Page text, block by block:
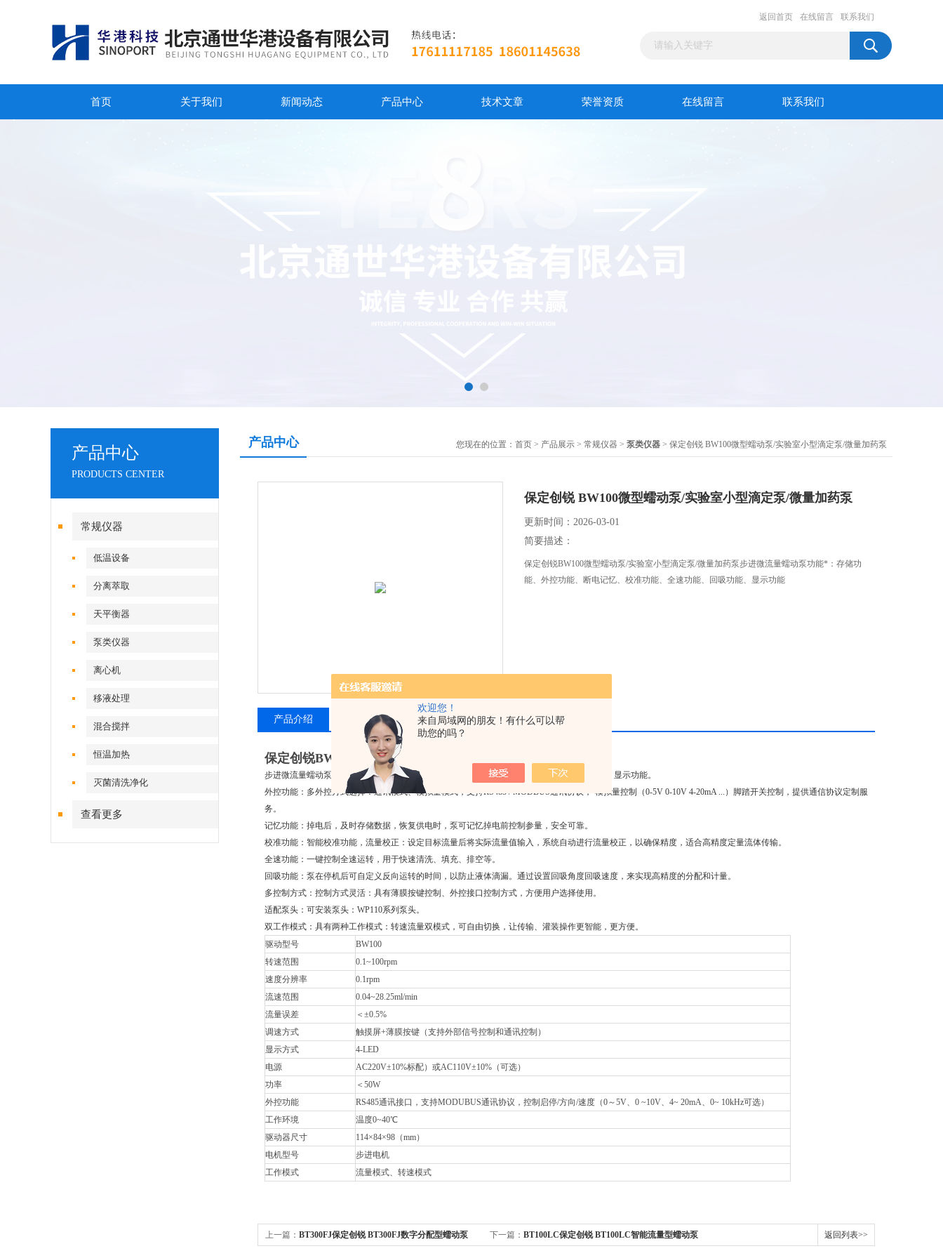
欢迎您！
来自局域网的朋友！有什么可以帮
助您的吗？
返回首页 在线留言 联系我们
首页 关于我们 新闻动态 产品中心 技术文章 荣誉资质 在线留言 联系我们
产品中心
PRODUCTS CENTER
常规仪器
低温设备
分离萃取
天平衡器
泵类仪器
离心机
移液处理
混合搅拌
恒温加热
灭菌清洗净化
查看更多
产品中心 您现在的位置： 首页 > 产品展示 > 常规仪器 > 泵类仪器 > 保定创锐 BW100微型蠕动泵/实验室小型滴定泵/微量加药泵
保定创锐 BW100微型蠕动泵/实验室小型滴定泵/微量加药泵
更新时间：2026-03-01
简要描述：
保定创锐BW100微型蠕动泵/实验室小型滴定泵/微量加药泵步进微流量蠕动泵功能*：存储功
能、外控功能、断电记忆、校准功能、全速功能、回吸功能、显示功能
产品介绍 相关产品 留言询价
保定创锐BW100微型蠕动泵/实验室小型滴定泵/微量加药泵
步进微流量蠕动泵功能*：存储功能、外控功能、断电记忆、校准功能、全速功能、回吸功能、显示功能。
外控功能：多外控方式选择：通讯模式、模拟量模式，支持RS485 / MODBUS通讯协议，·模拟量控制（0-5V 0-10V 4-20mA ...）脚踏开关控制，提供通信协议定制服
务。
记忆功能：掉电后，及时存储数据，恢复供电时，泵可记忆掉电前控制参量，安全可靠。
校准功能：智能校准功能，流量校正：设定目标流量后将实际流量值输入，系统自动进行流量校正，以确保精度，适合高精度定量流体传输。
全速功能：一键控制全速运转，用于快速清洗、填充、排空等。
回吸功能：泵在停机后可自定义反向运转的时间，以防止液体滴漏。通过设置回吸角度回吸速度，来实现高精度的分配和计量。
多控制方式：控制方式灵活：具有薄膜按键控制、外控接口控制方式，方便用户选择使用。
适配泵头：可安装泵头：WP110系列泵头。
双工作模式：具有两种工作模式：转速流量双模式，可自由切换，让传输、灌装操作更智能，更方便。
驱动型号
BW100
转速范围
0.1~100rpm
速度分辨率
0.1rpm
流速范围
0.04~28.25ml/min
流量误差
＜±0.5%
调速方式
触摸屏+薄膜按键（支持外部信号控制和通讯控制）
显示方式
4-LED
电源
AC220V±10%标配）或AC110V±10%（可选）
功率
＜50W
外控功能
RS485通讯接口，支持MODUBUS通讯协议，控制启停/方向/速度（0～5V、0 ~10V、4~ 20mA、0~ 10kHz可选）
工作环境
温度0~40℃
驱动器尺寸
114×84×98（mm）
电机型号
步进电机
工作模式
流量模式、转速模式
上一篇： BT300FJ保定创锐 BT300FJ数字分配型蠕动泵 下一篇： BT100LC保定创锐 BT100LC智能流量型蠕动泵 返回列表>>